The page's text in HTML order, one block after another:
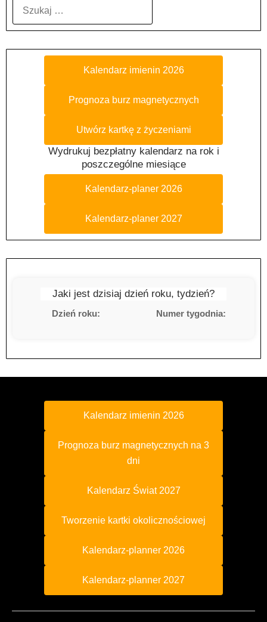
Kalendarz imienin 2026
Prognoza burz magnetycznych
Utwórz kartkę z życzeniami
Wydrukuj bezpłatny kalendarz na rok i
poszczególne miesiące
Kalendarz-planer 2026
Kalendarz-planer 2027
Jaki jest dzisiaj dzień roku, tydzień?
Dzień roku: Numer tygodnia:
Kalendarz imienin 2026
Prognoza burz magnetycznych na 3
dni
Kalendarz Świat 2027
Tworzenie kartki okolicznościowej
Kalendarz-planner 2026
Kalendarz-planner 2027